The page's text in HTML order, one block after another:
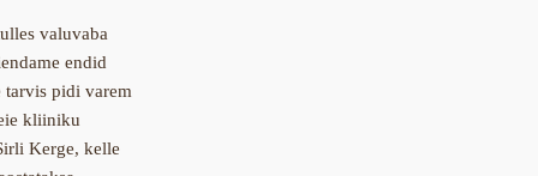
valuvaba
endid
tarvis pidi varem
kliiniku
Kerge, kelle